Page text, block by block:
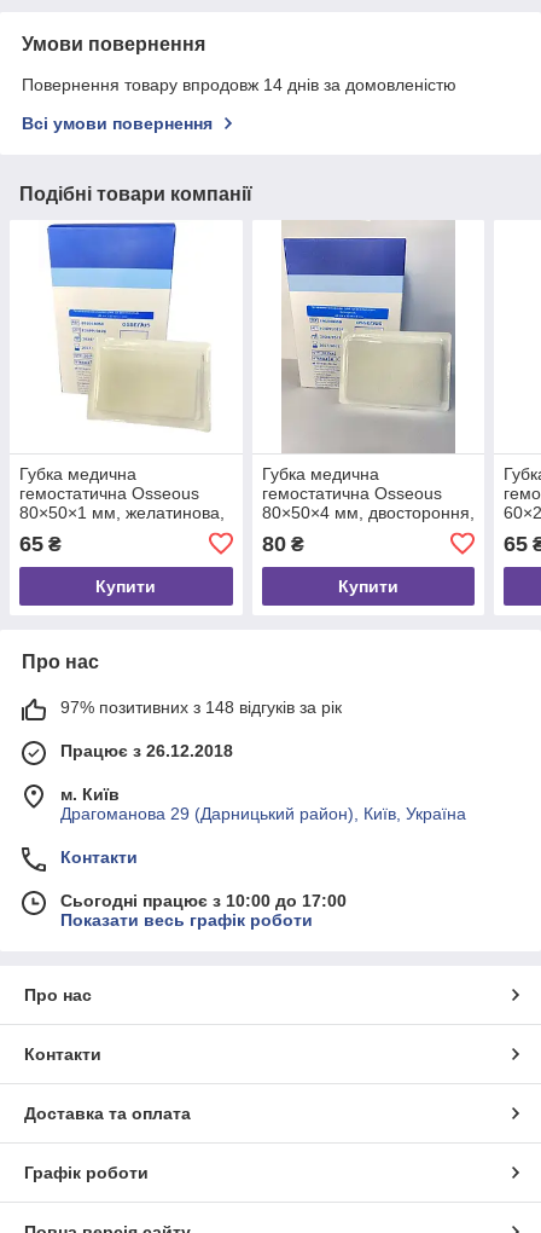
Умови повернення
Повернення товару впродовж 14 днів за домовленістю
Всі умови повернення
Подібні товари компанії
Губка медична
гемостатична Osseous
80×50×1 мм, желатинова,
65 ₴
Купити
Губка медична
гемостатична Osseous
80×50×4 мм, двостороння,
гемостазу, 1 шт.
80₴
Купити
65
Про нас
97% позитивних з 148 відгуків за рік
Працює з 26.12.2018
м. Київ
Драгоманова 29 (Дарницький район), Київ, Україна
Контакти
Сьогодні працює з 10:00 до 17:00
Показати весь графік роботи
Про нас
Контакти
Доставка та оплата
Графік роботи